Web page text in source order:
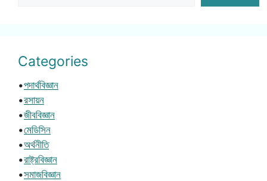
Categories
•পদার্থবিজ্ঞান
•রসায়ন
•জীববিজ্ঞান
•মেডিসিন
•অর্থনীতি
•রাষ্ট্রবিজ্ঞান
•সমাজবিজ্ঞান